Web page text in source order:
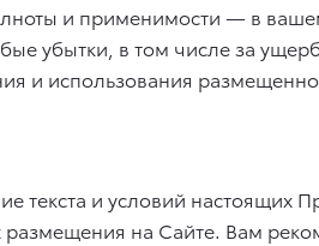
и применимости — в
убытки, в том числе за
и использования
текста и условий настоящих
на Сайте. Вам